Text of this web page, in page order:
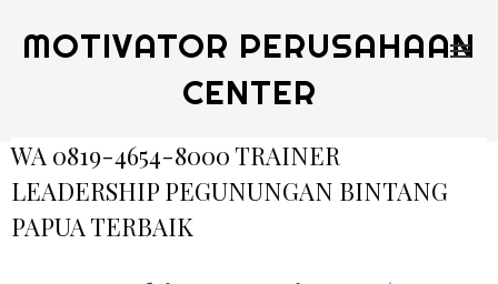
MOTIVATOR PERUSAHAAN
CENTER
WA 0819-4654-8000 TRAINER
LEADERSHIP PEGUNUNGAN BINTANG
PAPUA TERBAIK